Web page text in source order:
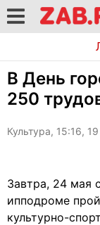
В День
250
Культура, 15:16,
Завтра, 24 мая
ипподроме
культурно-